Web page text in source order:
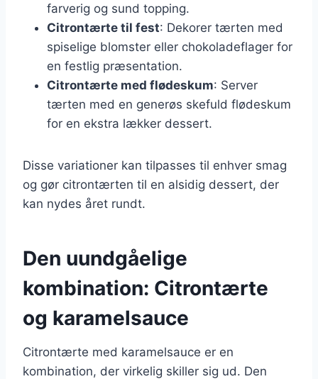
farverig og sund topping.
Citrontærte til fest: Dekorer tærten med
spiselige blomster eller chokoladeflager for
en festlig præsentation.
Citrontærte med flødeskum: Server
tærten med en generøs skefuld flødeskum
for en ekstra lækker dessert.
Disse variationer kan tilpasses til enhver smag
og gør citrontærten til en alsidig dessert, der
kan nydes året rundt.
Den uundgåelige
kombination: Citrontærte
og karamelsauce
Citrontærte med karamelsauce er en
kombination, der virkelig skiller sig ud. Den